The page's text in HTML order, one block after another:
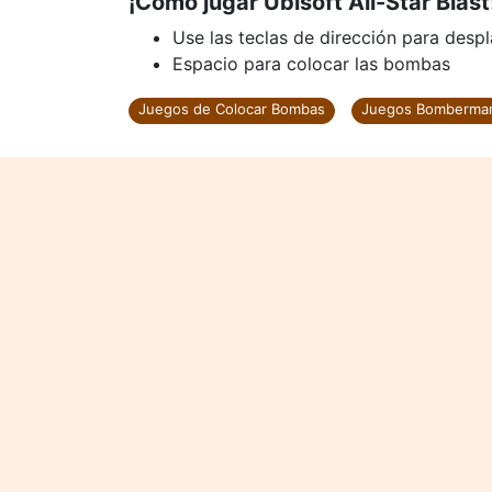
Use las teclas de dirección para
Espacio para colocar las bombas
Juegos de Colocar Bombas Juegos